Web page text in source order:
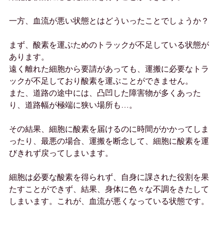
一方、血流が悪い状態とはどういったことでしょうか？
まず、酸素を運ぶためのトラックが不足している状態が
あります。
遠く離れた細胞から要請があっても、運搬に必要なトラ
ックが不足しており酸素を運ぶことができません。
また、道路の途中には、凸凹した障害物が多くあった
り、道路幅が極端に狭い場所も…。
その結果、細胞に酸素を届けるのに時間がかかってしま
ったり、最悪の場合、運搬を断念して、細胞に酸素を運
びきれず戻ってしまいます。
細胞は必要な酸素を得られず、自身に課された役割を果
たすことができず、結果、身体に色々な不調をきたして
しまいます。これが、血流が悪くなっている状態です。